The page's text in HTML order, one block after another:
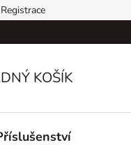
Registrace
KOŠÍK